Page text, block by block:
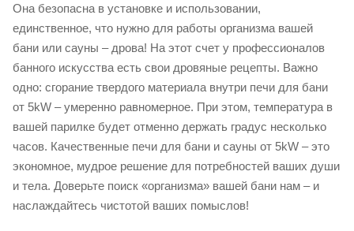
Она безопасна в установке и использовании,
единственное, что нужно для работы организма вашей
бани или сауны – дрова! На этот счет у профессионалов
банного искусства есть свои дровяные рецепты. Важно
одно: сгорание твердого материала внутри печи для бани
от 5kW – умеренно равномерное. При этом, температура в
вашей парилке будет отменно держать градус несколько
часов. Качественные печи для бани и сауны от 5kW – это
экономное, мудрое решение для потребностей ваших души
и тела. Доверьте поиск «организма» вашей бани нам – и
наслаждайтесь чистотой ваших помыслов!